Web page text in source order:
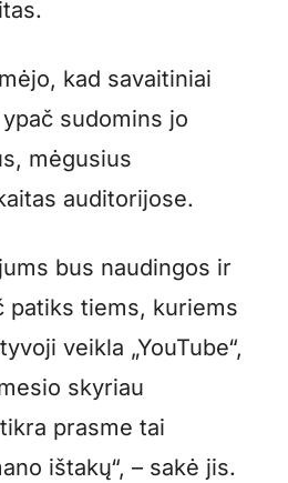
kad savaitiniai
sudomins jo
mėgusius
auditorijose.
bus naudingos ir
patiks tiems, kuriems
veikla „YouTube“,
skyriau
prasme tai
ištakų“, – sakė jis.